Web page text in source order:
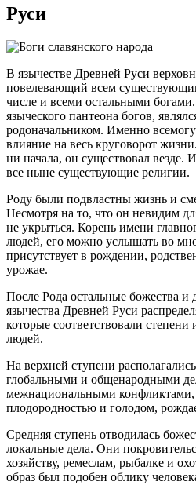
Руси
В язычестве Древней Руси
повелевающий всем
числе и всеми остальными
языческого пантеона богов,
родоначальником. Именно
влияние на весь круговорот
ни начала, он существовал везде.
все ныне существующие религии.
Роду были подвластны жизнь и
Несмотря на то, что он невидим
не укрыться. Корень имени
людей, его можно услышать во
присутствует в рождении,
урожае.
После Рода остальные божества и
язычества Древней Руси
которые соответствовали
людей.
На верхней ступени
глобальными и общенародными
межнациональными
плодородностью и голодом,
Средняя ступень отводилась
локальные дела. Они
хозяйству, ремеслам, рыбалке и
образ был подобен облику